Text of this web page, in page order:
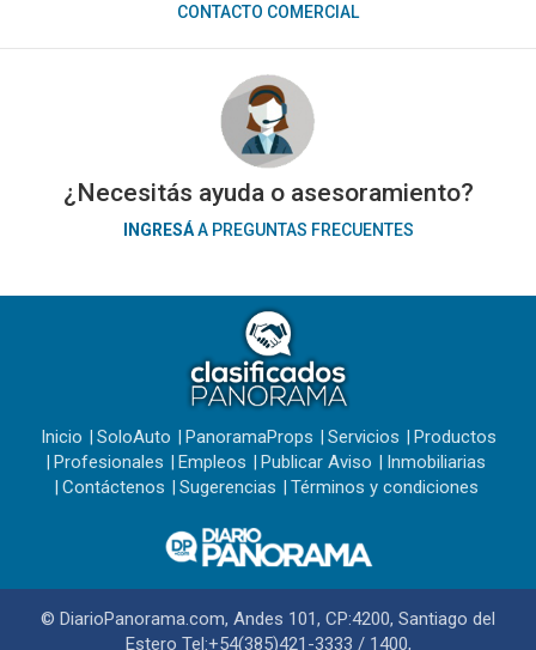
CONTACTO COMERCIAL
¿Necesitás ayuda o asesoramiento?
INGRESÁA PREGUNTAS FRECUENTES
Inicio SoloAuto PanoramaProps Servicios
Productos
Profesionales
Empleos Publicar Aviso
Inmobiliarias
Contáctenos
Sugerencias Términos y condiciones
© DiarioPanorama.com, Andes 101, CP:4200, Santiago del
Estero Tel:+54(385)421-3333 / 1400,